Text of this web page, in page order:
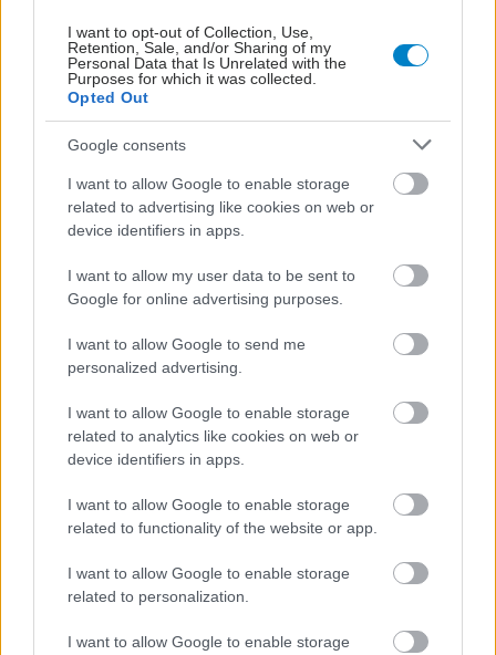
I want to opt-out of Collection, Use,
Retention, Sale, and/or Sharing of my
Personal Data that Is Unrelated with the
Purposes for which it was collected.
Opted Out
Google consents
I want to allow Google to enable storage
related to advertising like cookies on web or
device identifiers in apps.
I want to allow my user data to be sent to
Google for online advertising purposes.
I want to allow Google to send me
personalized advertising.
I want to allow Google to enable storage
related to analytics like cookies on web or
device identifiers in apps.
I want to allow Google to enable storage
related to functionality of the website or app.
I want to allow Google to enable storage
related to personalization.
I want to allow Google to enable storage